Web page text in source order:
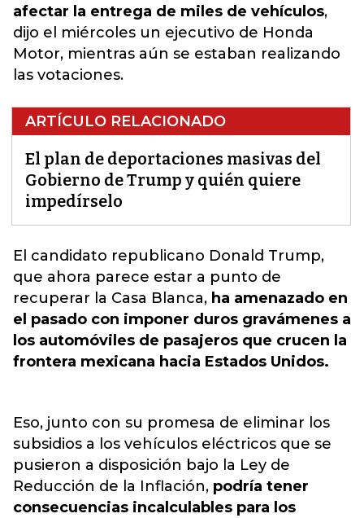
afectar la entrega de miles de vehículos,
dijo el miércoles un ejecutivo de Honda
Motor, mientras aún se estaban realizando
las votaciones.
ARTÍCULO RELACIONADO
El plan de deportaciones masivas del
Gobierno de Trump y quién quiere
impedírselo
El candidato republicano Donald Trump,
que ahora parece estar a punto de
recuperar la Casa Blanca, ha amenazado en
el pasado con imponer duros gravámenes a
los automóviles de pasajeros que crucen la
frontera mexicana hacia Estados Unidos.
Eso, junto con su promesa de eliminar los
subsidios a los vehículos eléctricos que se
pusieron a disposición bajo la Ley de
Reducción de la Inflación, podría tener
consecuencias incalculables para los